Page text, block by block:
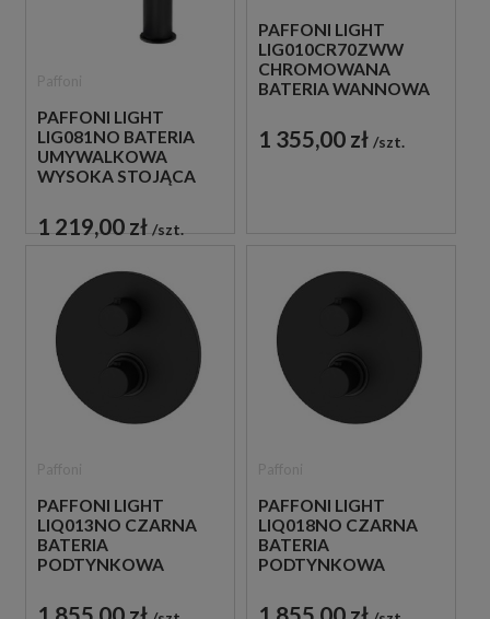
PAFFONI LIGHT
LIG081NO BATERIA
UMYWALKOWA
WYSOKA STOJĄCA
CZARNA
1 219,00 zł szt.
PAFFONI LIGHT
LIG010CR70ZWW
CHROMOWANA
BATERIA WANNOWA
PODTYNKOWA
1 355,00 zł szt.
PAFFONI LIGHT
LIQ013NO CZARNA
BATERIA
PODTYNKOWA
DROŻNA
PAFFONI LIGHT
LIQ018NO CZARNA
BATERIA
PODTYNKOWA
DROŻNA